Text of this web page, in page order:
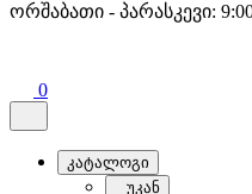
ორშაბათი - პარასკევი:
0
კატალოგი
უკან